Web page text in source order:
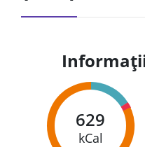
629
kCal